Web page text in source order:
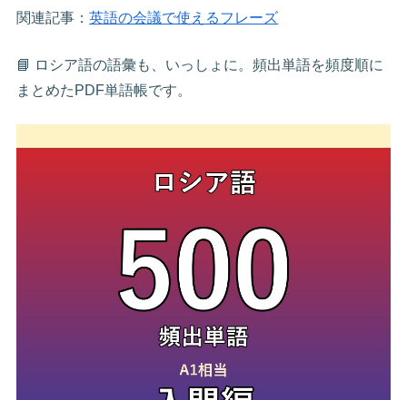
関連記事：英語の会議で使えるフレーズ
📘 ロシア語の語彙も、いっしょに。頻出単語を頻度順に
まとめたPDF単語帳です。